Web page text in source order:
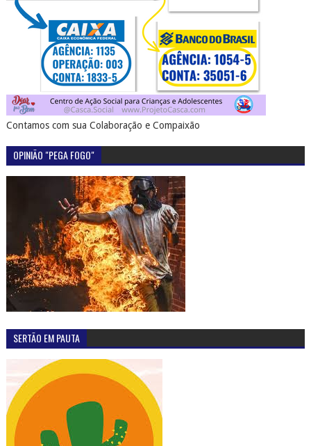
Contamos com sua Colaboração e Compaixão
OPINIÃO "PEGA FOGO"
SERTÃO EM PAUTA